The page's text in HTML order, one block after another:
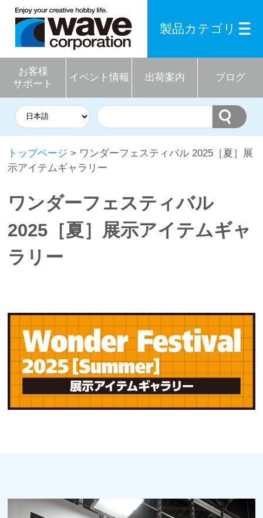
お客様
サポート
イベント情報 出荷案内 ブログ
製品カテゴリ
トップページ > ワンダーフェスティバル 2025［夏］展
示アイテムギャラリー
ワンダーフェスティバル
2025［夏］展示アイテムギャ
ラリー